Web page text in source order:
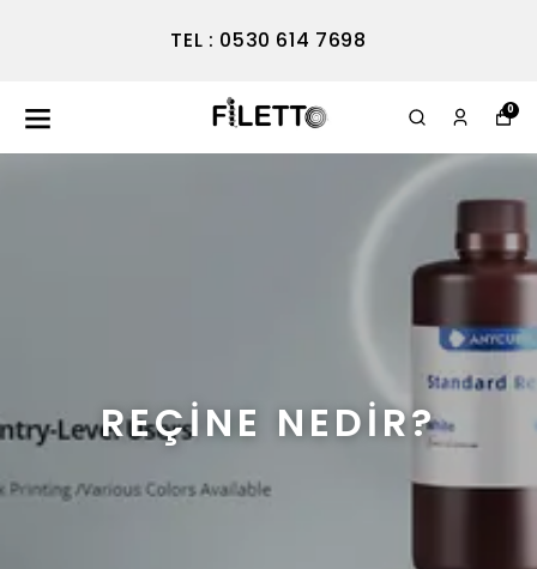
TEL : 0530 614 7698
0
REÇİNE NEDİR?